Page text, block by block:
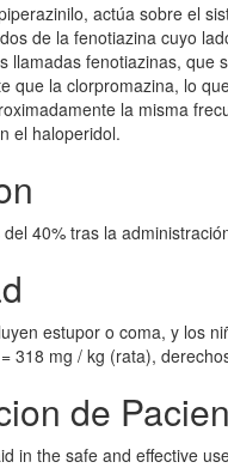
actúa sobre el
de la fenotiazina cuyo
llamadas fenotiazinas,
que la clorpromazina, lo
la misma
el haloperidol.
40% tras la
estupor o coma, y los
318 mg / kg (rata),
de
in the safe and effective